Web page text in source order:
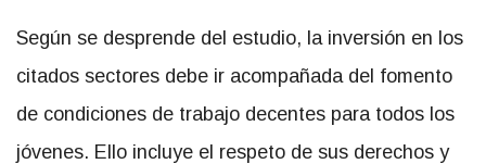
Según se desprende del estudio, la inversión en los
citados sectores debe ir acompañada del fomento
de condiciones de trabajo decentes para todos los
jóvenes. Ello incluye el respeto de sus derechos y